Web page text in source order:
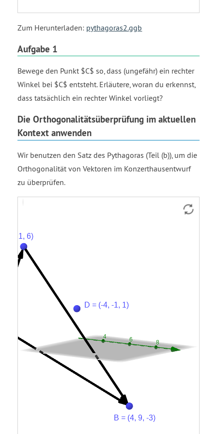
Zum Herunterladen: pythagoras2.ggb
Aufgabe 1
Bewege den Punkt $C$ so, dass (ungefähr) ein rechter
Winkel bei $C$ entsteht. Erläutere, woran du erkennst,
dass tatsächlich ein rechter Winkel vorliegt?
Die Orthogonalitätsüberprüfung im aktuellen
Kontext anwenden
Wir benutzen den Satz des Pythagoras (Teil (b)), um die
Orthogonalität von Vektoren im Konzerthausentwurf
zu überprüfen.
Vektor
Vektor
Vektor